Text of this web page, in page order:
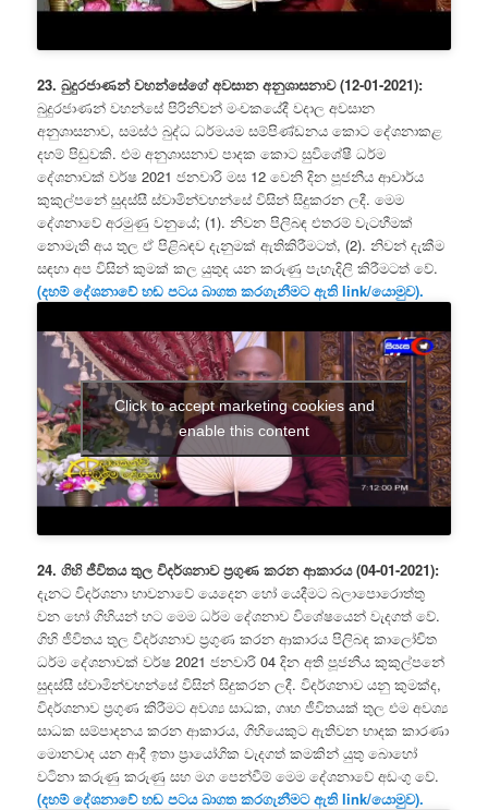
23. බුදුරජාණන් වහන්සේගේ අවසාන අනුශාසනාව (12-01-2021):
බුදුරජාණන් වහන්සේ පිරිනිවන් මංචකයේදී වදාල අවසාන
අනුශාසනාව, සමස්ථ බුද්ධ ධර්මයම සම්පිණ්ඩනය කොට දේශනාකළ
දහම් පිඬුවකි. එම අනුශාසනාව පාදක කොට සුවිශේෂී ධර්ම
දේශනාවක් වර්ෂ 2021 ජනවාරි මස 12 වෙනි දින පූජනීය ආචාර්ය
කුකුල්පනේ සුදස්සී ස්වාමින්වහන්සේ විසින් සිදුකරන ලදී. මෙම
දේශනාවේ අරමුණු වනුයේ; (1). නිවන පිලිබඳ එතරම් වැටහීමක්
නොමැති අය තුල ඒ පිළිබඳව දැනුමක් ඇතිකිරීමටත්, (2). නිවන් දැකීම
සඳහා අප විසින් කුමක් කල යුතුද යන කරුණු පැහැදිලි කිරීමටත් වේ.
(දහම් දේශනාවේ හඬ පටය බාගත කරගැනීමට ඇති link/යොමුව).
Click to accept marketing cookies and
enable this content
24. ගිහි ජීවිතය තුල විදර්ශනාව ප්‍රගුණ කරන ආකාරය (04-01-2021):
දැනට විදර්ශනා භාවනාවේ යෙදෙන හෝ යෙදීමට බලාපොරොත්තු
වන හෝ ගිහියන් හට මෙම ධර්ම දේශනාව විශේෂයෙන් වැදගත් වේ.
ගිහි ජීවිතය තුල විදර්ශනාව ප්‍රගුණ කරන ආකාරය පිලිබඳ කාලෝචිත
ධර්ම දේශනාවක් වර්ෂ 2021 ජනවාරි 04 දින අති පූජනීය කුකුල්පනේ
සුදස්සී ස්වාමින්වහන්සේ විසින් සිදුකරන ලදී. විදර්ශනාව යනු කුමක්ද,
විදර්ශනාව ප්‍රගුණ කිරීමට අවශ්‍ය සාධක, ගෘහ ජීවිතයක් තුල එම අවශ්‍ය
සාධක සම්පාදනය කරන ආකාරය, ගිහියෙකුට ඇතිවන භාදක කාරණා
මොනවාද යන ආදී ඉතා ප්‍රායෝගික වැදගත් කමකින් යුතු බොහෝ
වටිනා කරුණු කරුණු සහ මග පෙන්වීම් මෙම දේශනාවේ අඩංගු වේ.
(දහම් දේශනාවේ හඬ පටය බාගත කරගැනීමට ඇති link/යොමුව).